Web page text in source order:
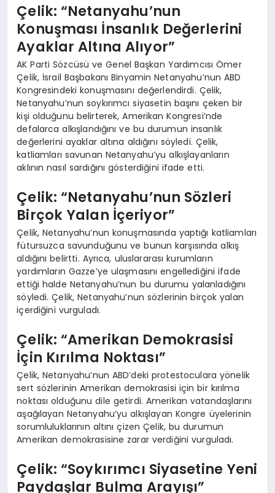
Çelik: “Netanyahu’nun
Konuşması İnsanlık Değerlerini
Ayaklar Altına Alıyor”
AK Parti Sözcüsü ve Genel Başkan Yardımcısı Ömer
Çelik, İsrail Başbakanı Binyamin Netanyahu’nun ABD
Kongresindeki konuşmasını değerlendirdi. Çelik,
Netanyahu’nun soykırımcı siyasetin başını çeken bir
kişi olduğunu belirterek, Amerikan Kongresi’nde
defalarca alkışlandığını ve bu durumun insanlık
değerlerini ayaklar altına aldığını söyledi. Çelik,
katliamları savunan Netanyahu’yu alkışlayanların
aklının nasıl sardığını gösterdiğini ifade etti.
Çelik: “Netanyahu’nun Sözleri
Birçok Yalan İçeriyor”
Çelik, Netanyahu’nun konuşmasında yaptığı katliamları
fütursuzca savunduğunu ve bunun karşısında alkış
aldığını belirtti. Ayrıca, uluslararası kurumların
yardımların Gazze’ye ulaşmasını engellediğini ifade
ettiği halde Netanyahu’nun bu durumu yalanladığını
söyledi. Çelik, Netanyahu’nun sözlerinin birçok yalan
içerdiğini vurguladı.
Çelik: “Amerikan Demokrasisi
İçin Kırılma Noktası”
Çelik, Netanyahu’nun ABD’deki protestoculara yönelik
sert sözlerinin Amerikan demokrasisi için bir kırılma
noktası olduğunu dile getirdi. Amerikan vatandaşlarını
aşağılayan Netanyahu’yu alkışlayan Kongre üyelerinin
sorumluluklarının altını çizen Çelik, bu durumun
Amerikan demokrasisine zarar verdiğini vurguladı.
Çelik: “Soykırımcı Siyasetine Yeni
Paydaşlar Bulma Arayışı”